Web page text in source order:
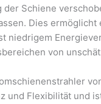
der Schiene
Dies
niedrigem
von
und Flexibilität und